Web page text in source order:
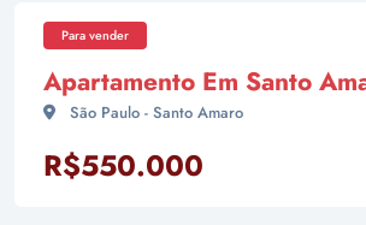
Para vender
Apartamento Em Santo
São Paulo - Santo Amaro
R$550.000